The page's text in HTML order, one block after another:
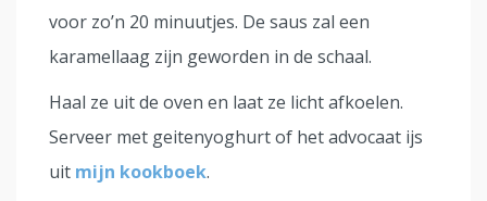
voor zo’n 20 minuutjes. De saus zal een
karamellaag zijn geworden in de schaal.
Haal ze uit de oven en laat ze licht afkoelen.
Serveer met geitenyoghurt of het advocaat ijs
uit mijn kookboek.